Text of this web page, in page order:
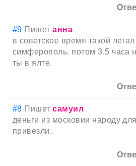
#9 Пишетанна
в советское время такой
симферополь. потом 3.5 часа
ты в ялте.
#8 Пишетсамуил
деньги из московии народу
привезли..